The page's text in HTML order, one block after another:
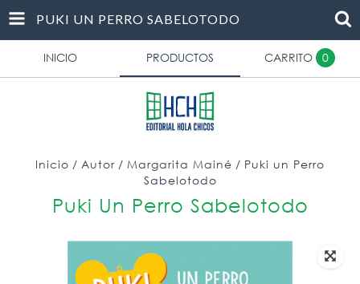
PUKI UN PERRO SABELOTODO
INICIO PRODUCTOS CARRITO 0
Inicio / Autor / Margarita Mainé / Puki un Perro
Sabelotodo
Puki Un Perro Sabelotodo